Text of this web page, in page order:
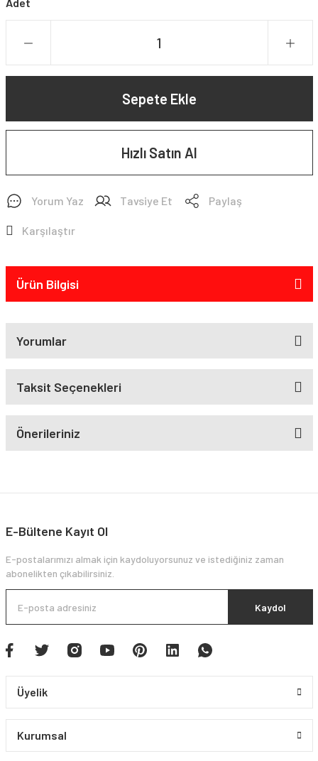
Adet
Sepete Ekle
Hızlı Satın Al
Yorum Yaz Tavsiye Et Paylaş
Karşılaştır
Ürün Bilgisi
Yorumlar
Taksit Seçenekleri
Önerileriniz
E-Bültene Kayıt Ol
E-postalarımızı almak için kaydoluyorsunuz ve istediğiniz zaman
abonelikten çıkabilirsiniz.
Kaydol
Üyelik
Kurumsal